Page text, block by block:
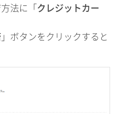
法に「クレジットカー
」ボタンをクリックすると